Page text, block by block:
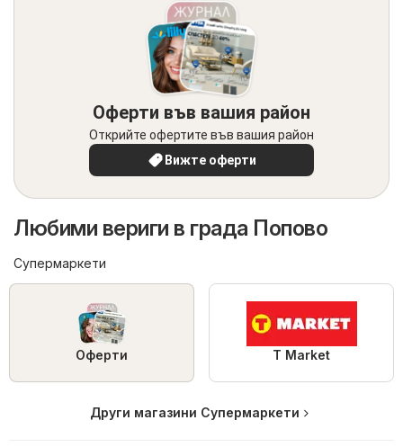
Оферти във вашия район
Открийте офертите във вашия район
Вижте оферти
Любими вериги в града Попово
Супермаркети
Оферти T Market
Други магазини Супермаркети